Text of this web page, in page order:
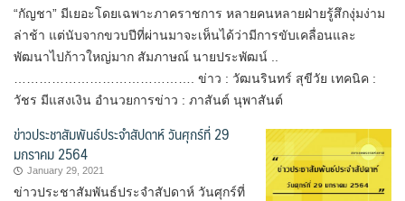
“กัญชา” มีเยอะโดยเฉพาะภาคราชการ หลายคนหลายฝ่ายรู้สึกงุ่มง่าม
ล่าช้า แต่นับจากขวบปีที่ผ่านมาจะเห็นได้ว่ามีการขับเคลื่อนและ
พัฒนาไปก้าวใหญ่มาก สัมภาษณ์ นายประพัฒน์ ..
……………………………………. ข่าว : วัฒนรินทร์ สุขีวัย เทคนิค :
วัชร มีแสงเงิน อำนวยการข่าว : ภาสันต์ นุพาสันต์
ข่าวประชาสัมพันธ์ประจำสัปดาห์ วันศุกร์ที่ 29
มกราคม 2564
January 29, 2021
ข่าวประชาสัมพันธ์ประจำสัปดาห์ วันศุกร์ที่